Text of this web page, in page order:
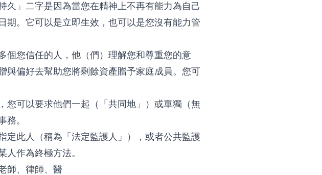
久」二字是因為當您在精神上不再有能力為自己
期。它可以是立即生效，也可以是您沒有能力管
個您信任的人，他（們）理解您和尊重您的意
與偏好去幫助您將剩餘資產贈予家庭成員。您可
您可以要求他們一起（「共同地」）或單獨（無
務。
定此人（稱為「法定監護人」），或者公共監護
作為終極方法。
師、律師、醫